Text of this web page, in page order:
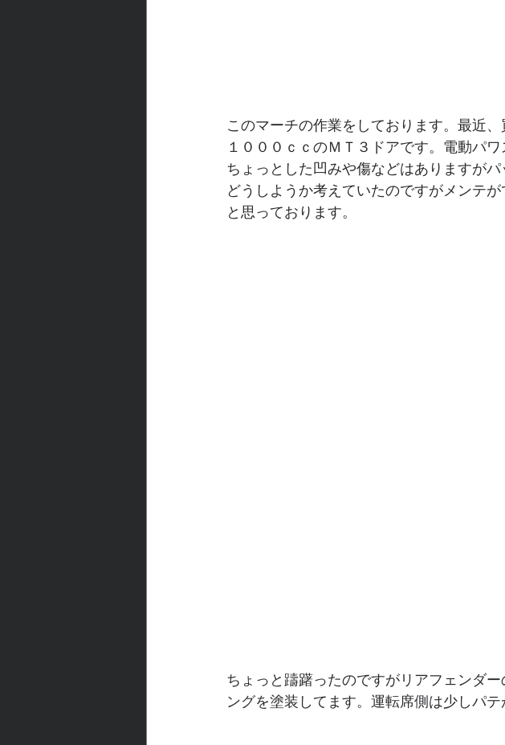
このマーチの作業をしております。最近、
１０００ｃｃのＭＴ３ドアです。電動パワ
ちょっとした凹みや傷などはありますがパ
どうしようか考えていたのですがメンテ
と思っております。
ちょっと躊躇ったのですがリアフェンダ
ングを塗装してます。運転席側は少しパ